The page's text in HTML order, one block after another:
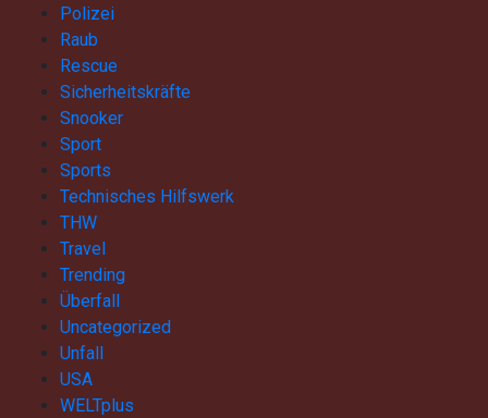
Polizei
Raub
Rescue
Sicherheitskräfte
Snooker
Sport
Sports
Technisches Hilfswerk
THW
Travel
Trending
Überfall
Uncategorized
Unfall
USA
WELTplus